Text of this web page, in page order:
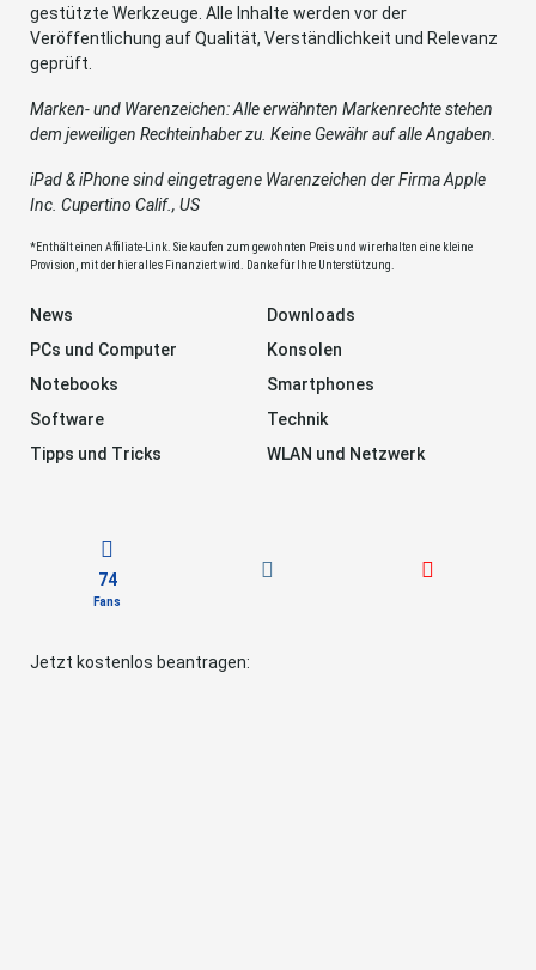
gestützte Werkzeuge. Alle Inhalte werden vor der
Veröffentlichung auf Qualität, Verständlichkeit und Relevanz
geprüft.
Marken- und Warenzeichen: Alle erwähnten Markenrechte stehen
dem jeweiligen Rechteinhaber zu. Keine Gewähr auf alle Angaben.
iPad & iPhone sind eingetragene Warenzeichen der Firma Apple
Inc. Cupertino Calif., US
*Enthält einen Affiliate-Link. Sie kaufen zum gewohnten Preis und wir erhalten eine kleine
Provision, mit der hier alles Finanziert wird. Danke für Ihre Unterstützung.
News
Downloads
PCs und Computer
Konsolen
Notebooks
Smartphones
Software
Technik
Tipps und Tricks
WLAN und Netzwerk
74
Fans
Jetzt kostenlos beantragen: